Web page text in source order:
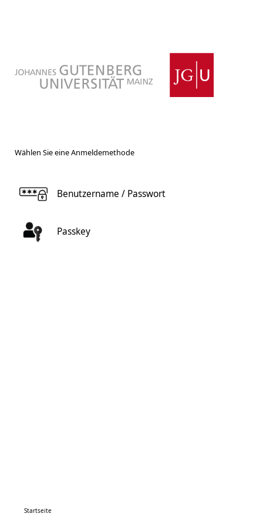
Wählen Sie eine Anmeldemethode
Benutzername / Passwort
Passkey
Startseite